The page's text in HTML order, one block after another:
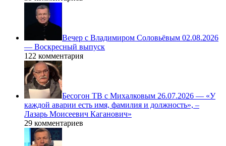
Вечер с Владимиром Соловьёвым 02.08.2026
— Воскресный выпуск
122 комментария
Бесогон ТВ с Михалковым 26.07.2026 — «У
каждой аварии есть имя, фамилия и должность», –
Лазарь Моисеевич Каганович»
29 комментариев